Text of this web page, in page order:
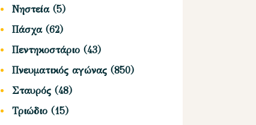
Νηστεία(5)
Πάσχα(62)
Πεντηκοστάριο (43)
Πνευματικός αγώνας (850)
Σταυρός (48)
Τριώδιο (15)